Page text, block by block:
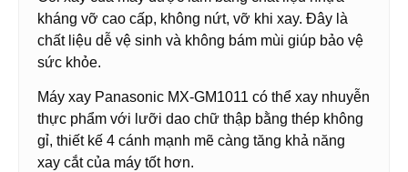
kháng vỡ cao cấp, không nứt, vỡ khi xay. Đây là
chất liệu dễ vệ sinh và không bám mùi giúp bảo vệ
sức khỏe.
Máy xay Panasonic MX-GM1011 có thể xay nhuyễn
thực phẩm với lưỡi dao chữ thập bằng thép không
gỉ, thiết kế 4 cánh mạnh mẽ càng tăng khả năng
xay cắt của máy tốt hơn.